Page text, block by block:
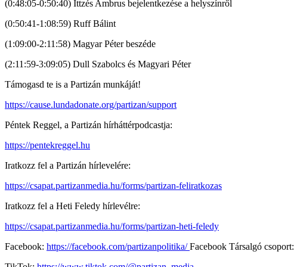
(0:48:05-0:50:40) Ittzés Ambrus bejelentkezése a helyszínről
(0:50:41-1:08:59) Ruff Bálint
(1:09:00-2:11:58) Magyar Péter beszéde
(2:11:59-3:09:05) Dull Szabolcs és Magyari Péter
Támogasd te is a Partizán munkáját!
https://cause.lundadonate.org/partizan/support
Péntek Reggel, a Partizán hírháttérpodcastja:
https://pentekreggel.hu
Iratkozz fel a Partizán hírlevelére:
https://csapat.partizanmedia.hu/forms/partizan-feliratkozas
Iratkozz fel a Heti Feledy hírlevélre:
https://csapat.partizanmedia.hu/forms/partizan-heti-feledy
Facebook: https://facebook.com/partizanpolitika/Facebook Társalgó csoport: